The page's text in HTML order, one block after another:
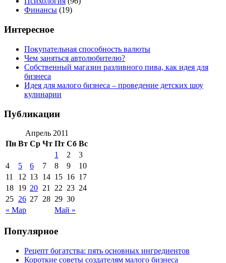
Финансы (19)
Интересное
Покупательная способность валюты
Чем заняться автолюбителю?
Собственный магазин разливного пива, как идея для
бизнеса
Идея для малого бизнеса – проведение детских шоу
кулинарии
Публикации
Апрель 2011
Пн Вт Ср Чт Пт Сб Вс
« Мар Май »
1 2
3
4
5 6 7 8 9
10
11
12 13 14 15 16 17
18 19 20 21 22 23 24
25 26 27 28 29 30
Популярное
Рецепт богатства: пять основных ингредиентов
Короткие советы создателям малого бизнеса